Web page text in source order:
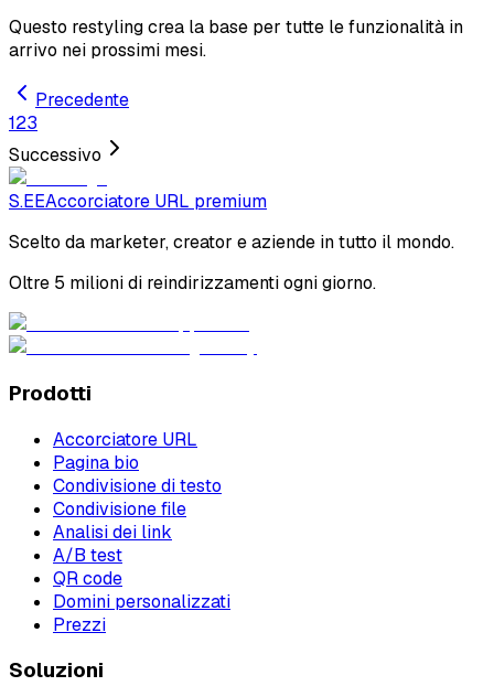
Questo restyling crea la base per tutte le funzionalità in
arrivo nei prossimi mesi.
Precedente
123
Successivo
S.EEAccorciatore URL premium
Scelto da marketer, creator e aziende in tutto il mondo.
Oltre 5 milioni di reindirizzamenti ogni giorno.
Prodotti
Accorciatore URL
Pagina bio
Condivisione di testo
Condivisione file
Analisi dei link
A/B test
QR code
Domini personalizzati
Prezzi
Soluzioni